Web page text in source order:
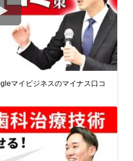
マイビジネスのマイナス口コ